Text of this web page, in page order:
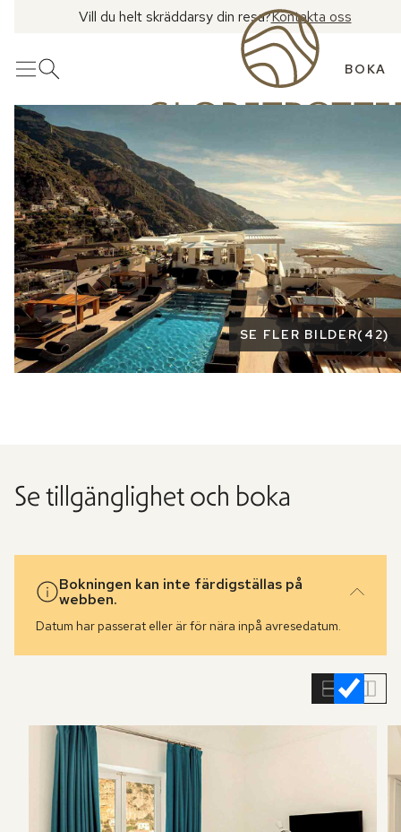
Vill du helt skräddarsy din resa?Kontakta oss
MenyÖppna sök BOKA
Se fler bilder
SE FLER BILDER(42)
Se tillgänglighet och boka
Bokningen kan inte färdigställas på
webben.
Datum har passerat eller är för nära inpå avresedatum.
Hoppa